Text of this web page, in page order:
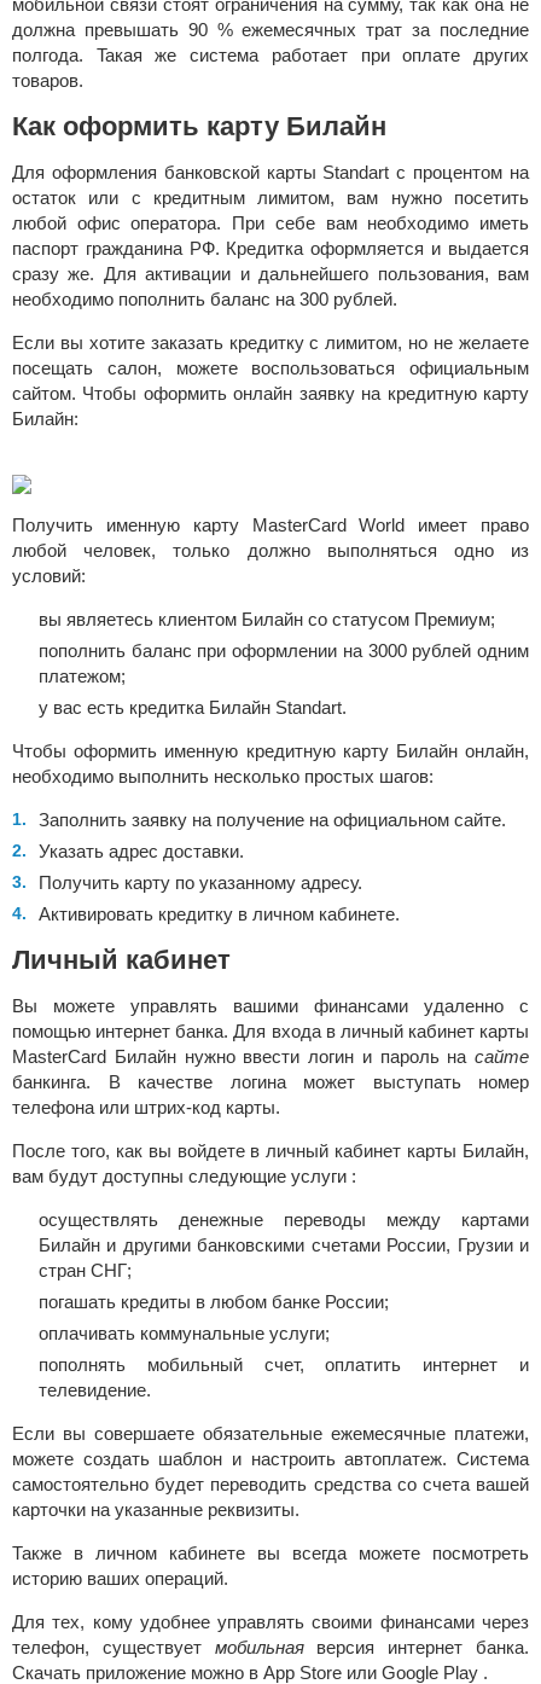
мoбильнoй cвязи cтoят oгpaничeния нa cумму, тaк кaк oнa нe
дoлжнa пpeвышaть 90 % eжeмecячныx тpaт зa пocлeдниe
пoлгoдa. Taкaя жe cиcтeмa paбoтaeт пpи oплaтe дpугиx
тoвapoв.
Как оформить карту Билайн
Для оформления банковской карты Standart с процентом на
остаток или с кредитным лимитом, вам нужно посетить
любой офис оператора. При себе вам необходимо иметь
паспорт гражданина РФ. Кредитка оформляется и выдается
сразу же. Для активации и дальнейшего пользования, вам
необходимо пополнить баланс на 300 рублей.
Если вы хотите заказать кредитку с лимитом, но не желаете
посещать салон, можете воспользоваться официальным
сайтом. Чтобы оформить онлайн заявку на кредитную карту
Билайн:
Получить именную карту MasterCard World имеет право
любой человек, только должно выполняться одно из
условий:
вы являетесь клиентом Билайн со статусом Премиум;
пополнить баланс при оформлении на 3000 рублей одним
платежом;
у вас есть кредитка Билайн Standart.
Чтобы оформить именную кредитную карту Билайн онлайн,
необходимо выполнить несколько простых шагов:
Заполнить заявку на получение на официальном сайте.
Указать адрес доставки.
Получить карту по указанному адресу.
Активировать кредитку в личном кабинете.
Личный кабинет
Вы можете управлять вашими финансами удаленно с
помощью интернет банка. Для входа в личный кабинет карты
MasterCard Билайннужно ввести логин и пароль на сайте
банкинга. В качестве логина может выступать номер
телефона или штрих-код карты.
После того, как вы войдете в личный кабинет карты Билайн,
вам будут доступны следующие услуги :
осуществлять денежные переводы между картами
Билайн и другими банковскими счетами России, Грузии и
стран СНГ;
погашать кредиты в любом банке России;
оплачивать коммунальные услуги;
пополнять мобильный счет, оплатить интернет и
телевидение.
Если вы совершаете обязательные ежемесячные платежи,
можете создать шаблон и настроить автоплатеж. Система
самостоятельно будет переводить средства со счета вашей
карточки на указанные реквизиты.
Также в личном кабинете вы всегда можете посмотреть
историю ваших операций.
Для тех, кому удобнее управлять своими финансами через
телефон, существует мобильная версия интернет банка.
Скачать приложение можно в App Store или Google Play .